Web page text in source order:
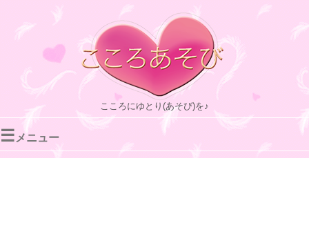
こころにゆとり(あそび)を♪
☰ メニュー